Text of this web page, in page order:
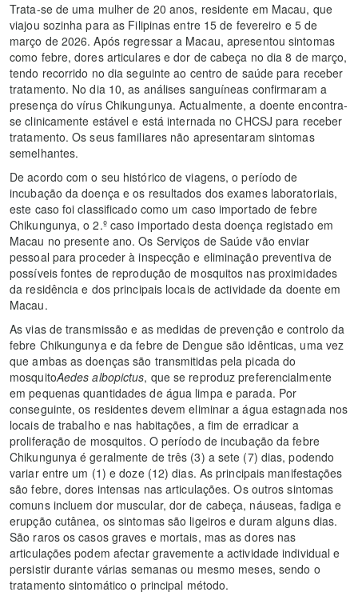
Trata-se de uma mulher de 20 anos, residente em Macau, que
viajou sozinha para as Filipinas entre 15 de fevereiro e 5 de
março de 2026. Após regressar a Macau, apresentou sintomas
como febre, dores articulares e dor de cabeça no dia 8 de março,
tendo recorrido no dia seguinte ao centro de saúde para receber
tratamento. No dia 10, as análises sanguíneas confirmaram a
presença do vírus Chikungunya. Actualmente, a doente encontra-
se clinicamente estável e está internada no CHCSJ para receber
tratamento. Os seus familiares não apresentaram sintomas
semelhantes.
De acordo com o seu histórico de viagens, o período de
incubação da doença e os resultados dos exames laboratoriais,
este caso foi classificado como um caso importado de febre
Chikungunya, o 2.º caso importado desta doença registado em
Macau no presente ano. Os Serviços de Saúde vão enviar
pessoal para proceder à inspecção e eliminação preventiva de
possíveis fontes de reprodução de mosquitos nas proximidades
da residência e dos principais locais de actividade da doente em
Macau.
As vias de transmissão e as medidas de prevenção e controlo da
febre Chikungunya e da febre de Dengue são idênticas, uma vez
que ambas as doenças são transmitidas pela picada do
mosquitoAedes albopictus, que se reproduz preferencialmente
em pequenas quantidades de água limpa e parada. Por
conseguinte, os residentes devem eliminar a água estagnada nos
locais de trabalho e nas habitações, a fim de erradicar a
proliferação de mosquitos. O período de incubação da febre
Chikungunya é geralmente de três (3) a sete (7) dias, podendo
variar entre um (1) e doze (12) dias. As principais manifestações
são febre, dores intensas nas articulações. Os outros sintomas
comuns incluem dor muscular, dor de cabeça, náuseas, fadiga e
erupção cutânea, os sintomas são ligeiros e duram alguns dias.
São raros os casos graves e mortais, mas as dores nas
articulações podem afectar gravemente a actividade individual e
persistir durante várias semanas ou mesmo meses, sendo o
tratamento sintomático o principal método.